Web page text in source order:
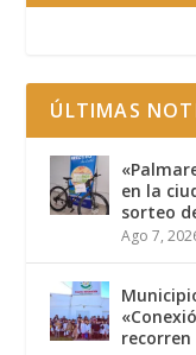
ÚLTIMAS
en la
sorteo
Ago 7,